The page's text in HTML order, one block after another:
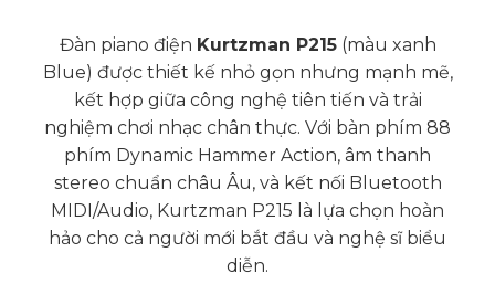
Đàn piano điện Kurtzman P215(màu xanh
Blue) được thiết kế nhỏ gọn nhưng mạnh mẽ,
kết hợp giữa công nghệ tiên tiến và trải
nghiệm chơi nhạc chân thực. Với bàn phím 88
phím Dynamic Hammer Action, âm thanh
stereo chuẩn châu Âu, và kết nối Bluetooth
MIDI/Audio, Kurtzman P215 là lựa chọn hoàn
hảo cho cả người mới bắt đầu và nghệ sĩ biểu
diễn.